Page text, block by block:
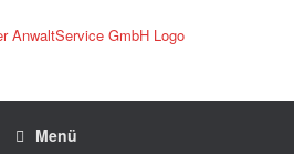
Menü